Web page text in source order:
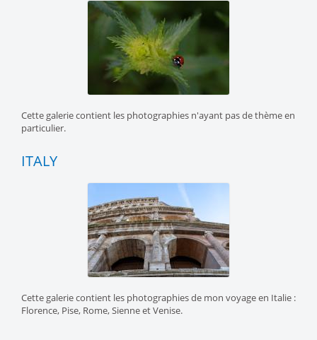
Cette galerie contient les photographies n'ayant pas de thème en
particulier.
ITALY
Cette galerie contient les photographies de mon voyage en Italie :
Florence, Pise, Rome, Sienne et Venise.